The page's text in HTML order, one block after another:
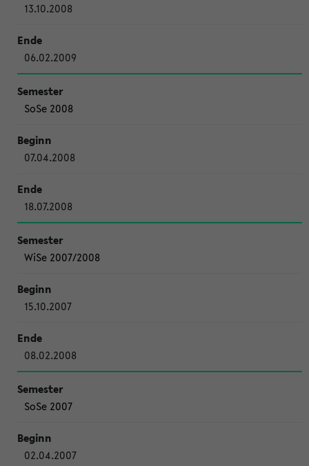
13.10.2008
06.02.2009
SoSe 2008
07.04.2008
18.07.2008
WiSe 2007/2008
15.10.2007
08.02.2008
SoSe 2007
02.04.2007